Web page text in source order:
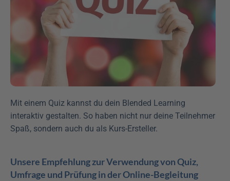
Mit einem Quiz kannst du dein Blended Learning
interaktiv gestalten. So haben nicht nur deine Teilnehmer
Spaß, sondern auch du als Kurs-Ersteller.
Unsere Empfehlung zur Verwendung von Quiz,
Umfrage und Prüfung in der Online-Begleitung